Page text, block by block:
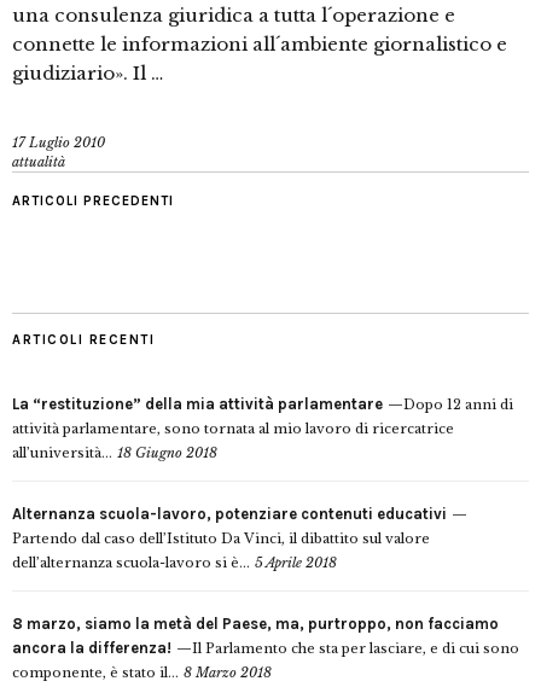
una consulenza giuridica a tutta l´operazione e
connette le informazioni all´ambiente giornalistico e
giudiziario». Il …
17 Luglio 2010
attualità
ARTICOLI PRECEDENTI
ARTICOLI RECENTI
La “restituzione” della mia attività parlamentare
Dopo 12 anni di
attività parlamentare, sono tornata al mio lavoro di ricercatrice
all’università... 18 Giugno 2018
Alternanza scuola-lavoro, potenziare contenuti educativi
Partendo dal caso dell’Istituto Da Vinci, il dibattito sul valore
dell’alternanza scuola-lavoro si è... 5 Aprile 2018
8 marzo, siamo la metà del Paese, ma, purtroppo, non facciamo
ancora la differenza!
Il Parlamento che sta per lasciare, e di cui sono
componente, è stato il... 8 Marzo 2018